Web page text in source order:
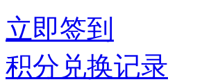
立即签到
积分兑换记录